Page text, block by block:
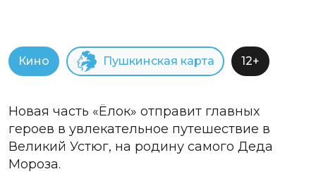
Кино Пушкинская карта 12+
Новая часть «Ёлок» отправит главных
героев в увлекательное путешествие в
Великий Устюг, на родину самого Деда
Мороза.